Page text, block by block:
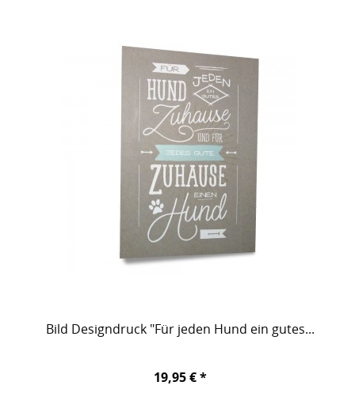
Bild Designdruck "Für jeden Hund ein gutes...
19,95 € *